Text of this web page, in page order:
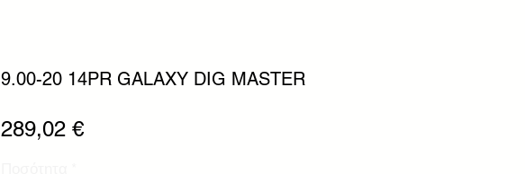
9.00-20 14PR GALAXY DIG MASTER
289,02 €Τιμή